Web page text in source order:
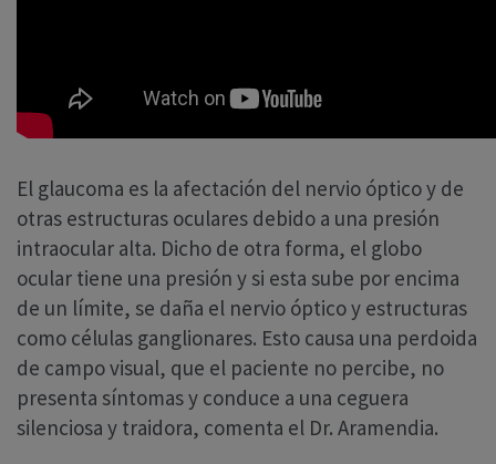
El glaucoma es la afectación del nervio óptico y de
otras estructuras oculares debido a una presión
intraocular alta. Dicho de otra forma, el globo
ocular tiene una presión y si esta sube por encima
de un límite, se daña el nervio óptico y estructuras
como células ganglionares. Esto causa una perdoida
de campo visual, que el paciente no percibe, no
presenta síntomas y conduce a una ceguera
silenciosa y traidora, comenta el Dr. Aramendia.